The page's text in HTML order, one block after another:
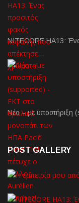
NITECORE HA13:
Νέο – με υποστήριξη
POST GALLERY